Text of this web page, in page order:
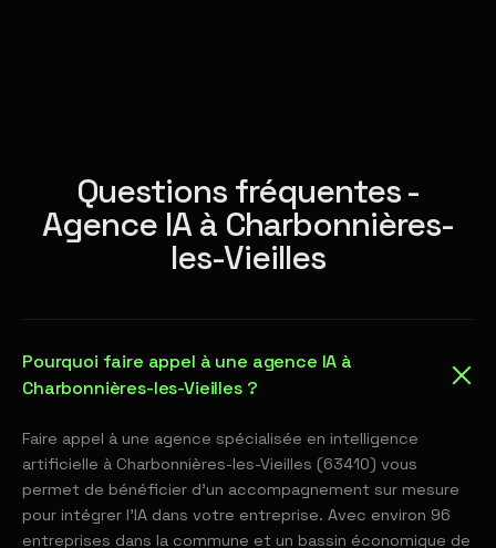
Questions fréquentes -
Agence IA à Charbonnières-
les-Vieilles
Pourquoi faire appel à une agence IA à
Charbonnières-les-Vieilles ?
Faire appel à une agence spécialisée en intelligence
artificielle à Charbonnières-les-Vieilles (63410) vous
permet de bénéficier d'un accompagnement sur mesure
pour intégrer l'IA dans votre entreprise. Avec environ 96
entreprises dans la commune et un bassin économique de